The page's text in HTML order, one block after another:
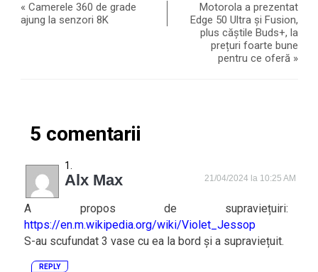
«Camerele 360 de grade
ajung la senzori 8K
Motorola a prezentat
Edge 50 Ultra și Fusion,
plus căștile Buds+, la
prețuri foarte bune
pentru ce oferă »
5 comentarii
Alx Max 21/04/2024 la 10:25 AM
A propos de supraviețuiri:
https://en.m.wikipedia.org/wiki/Violet_Jessop
S-au scufundat 3 vase cu ea la bord și a supraviețuit.
REPLY